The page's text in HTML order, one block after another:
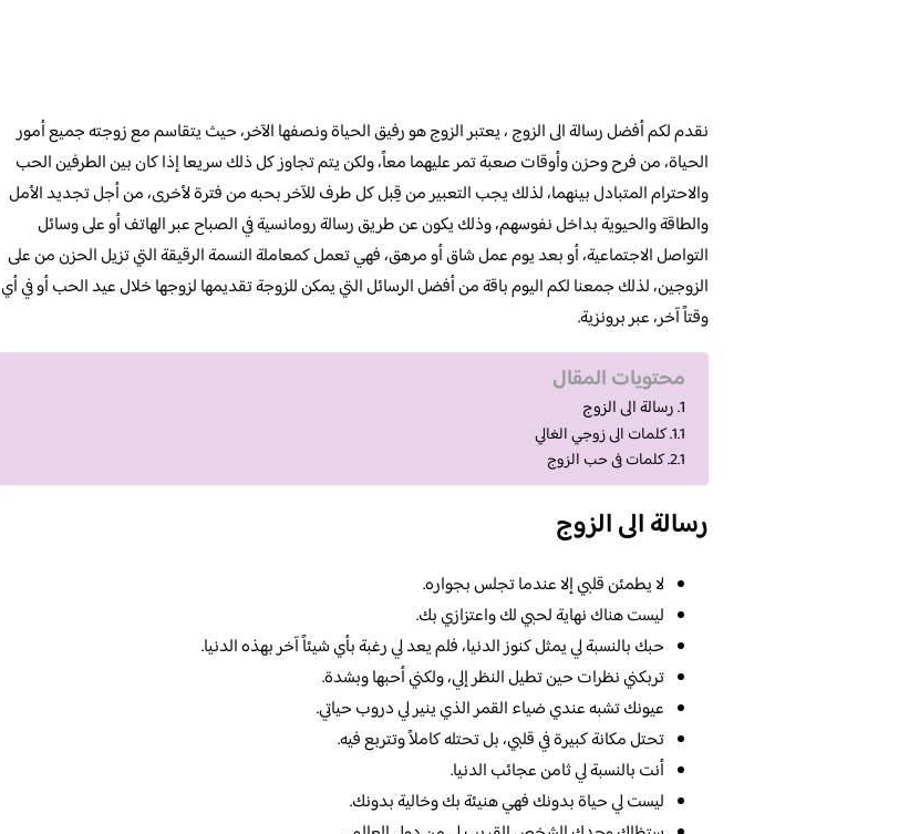
نقدم لكم أفضل رسالة الى الزوج ، يعتبر الزوج هو رفيق الحياة ونصفها الآخر، حيث يتقاسم مع زوجته جميع أمور
الحياة، من فرح وحزن وأوقات صعبة تمر عليهما معاً، ولكن يتم تجاوز كل ذلك سريعا إذا كان بين الطرفين الحب
والاحترام المتبادل بينهما، لذلك يجب التعبير من قِبل كل طرف للآخر بحبه من فترة لأخرى، من أجل تجديد الأمل
والطاقة والحيوية بداخل نفوسهم، وذلك يكون عن طريق رسالة رومانسية في الصباح عبر الهاتف أو على وسائل
التواصل الاجتماعية، أو بعد يوم عمل شاق أو مرهق، فهي تعمل كمعاملة النسمة الرقيقة التي تزيل الحزن من على
الزوجين، لذلك جمعنا لكم اليوم باقة من أفضل الرسائل التي يمكن للزوجة تقديمها لزوجها خلال عيد الحب أو في أي
وقتاً آخر، عبر برونزية.
محتويات المقال
رسالة الى الزوج
كلمات الى زوجي الغالي
كلمات فى حب الزوج
رسالة الى الزوج
لا يطمئن قلبي إلا عندما تجلس بجواره.
ليست هناك نهاية لحبي لك واعتزازي بك.
حبك بالنسبة لي يمثل كنوز الدنيا، فلم يعد لي رغبة بأي شيئاً آخر بهذه الدنيا.
تربكني نظرات حين تطيل النظر إلي، ولكني أحبها وبشدة.
عيونك تشبه عندي ضياء القمر الذي ينير لي دروب حياتي.
تحتل مكانة كبيرة في قلبي، بل تحتله كاملاً وتتربع فيه.
أنت بالنسبة لي ثامن عجائب الدنيا.
ليست لي حياة بدونك فهي هنيئة بك وخالية بدونك.